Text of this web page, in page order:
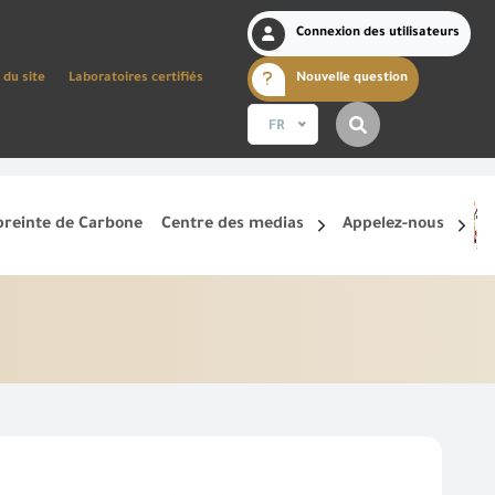
du site Laboratoires certifiés
Connexion des utilisateurs
Nouvelle question
FR
de Carbone Centre des medias Appelez-nous